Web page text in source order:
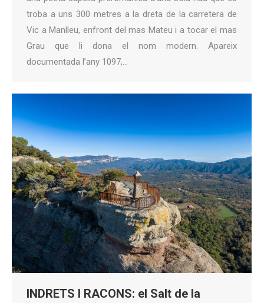
troba a uns 300 metres a la dreta de la carretera de
Vic a Manlleu, enfront del mas Mateu i a tocar el mas
Grau que li dona el nom modern. Apareix
documentada l’any 1097,…
INDRETS I RACONS: el Salt de la